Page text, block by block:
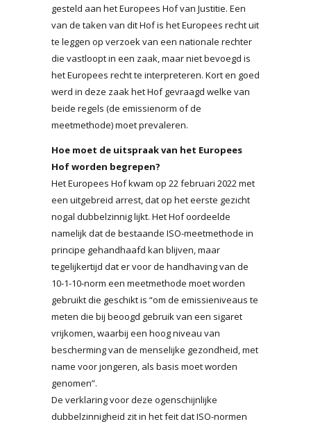
gesteld aan het Europees Hof van Justitie. Een
van de taken van dit Hof is het Europees recht uit
te leggen op verzoek van een nationale rechter
die vastloopt in een zaak, maar niet bevoegd is
het Europees recht te interpreteren. Kort en goed
werd in deze zaak het Hof gevraagd welke van
beide regels (de emissienorm of de
meetmethode) moet prevaleren.
Hoe moet de uitspraak van het Europees
Hof worden begrepen?
Het Europees Hof kwam op 22 februari 2022 met
een uitgebreid arrest, dat op het eerste gezicht
nogal dubbelzinnig lijkt. Het Hof oordeelde
namelijk dat de bestaande ISO-meetmethode in
principe gehandhaafd kan blijven, maar
tegelijkertijd dat er voor de handhaving van de
10-1-10-norm een meetmethode moet worden
gebruikt die geschikt is “om de emissieniveaus te
meten die bij beoogd gebruik van een sigaret
vrijkomen, waarbij een hoog niveau van
bescherming van de menselijke gezondheid, met
name voor jongeren, als basis moet worden
genomen”.
De verklaring voor deze ogenschijnlijke
dubbelzinnigheid zit in het feit dat ISO-normen